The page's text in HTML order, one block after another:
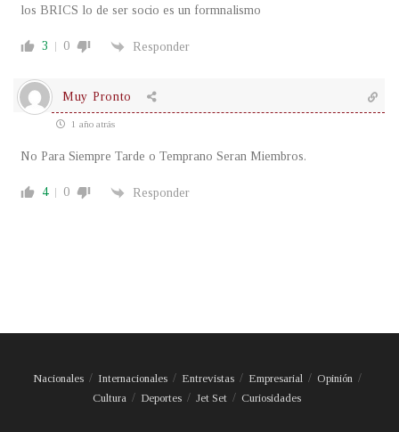
los BRICS lo de ser socio es un formnalismo
3 0 Responder
Muy Pronto
1 año atrás
No Para Siempre Tarde o Temprano Seran Miembros.
4 0 Responder
Nacionales Internacionales Entrevistas Empresarial
Opinión
Cultura
Deportes Jet Set Curiosidades